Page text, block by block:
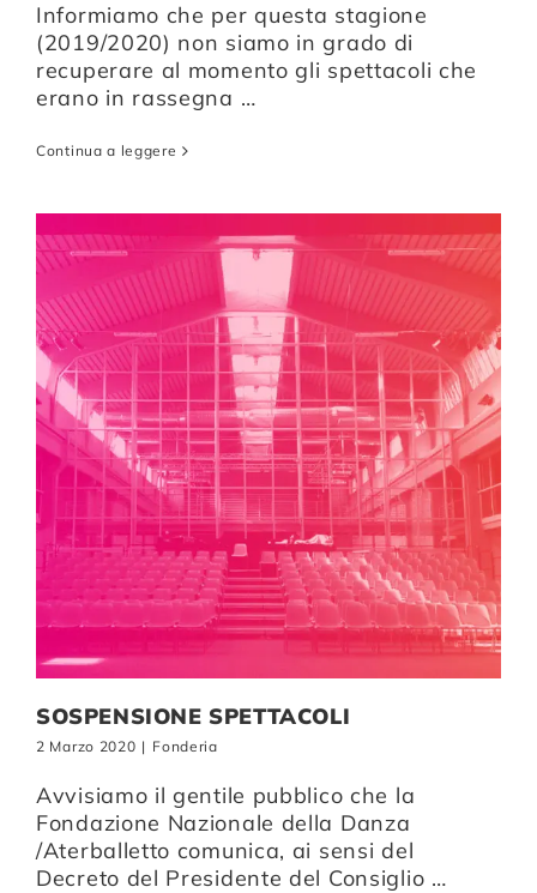
Informiamo che per questa stagione
(2019/2020) non siamo in grado di
recuperare al momento gli spettacoli che
erano in rassegna …
Continua a leggere
SOSPENSIONE SPETTACOLI
2 Marzo 2020 | Fonderia
Avvisiamo il gentile pubblico che la
Fondazione Nazionale della Danza
/Aterballetto comunica, ai sensi del
Decreto del Presidente del Consiglio …